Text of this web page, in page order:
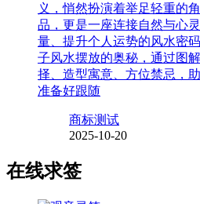
义，悄然扮演着举足轻重的
品，更是一座连接自然与心
量、提升个人运势的风水密
子风水摆放的奥秘，通过图
择、造型寓意、方位禁忌，
准备好跟随
商标测试
2025-10-20
在线求签